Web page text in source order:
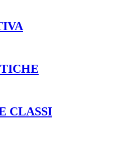
CLASSI